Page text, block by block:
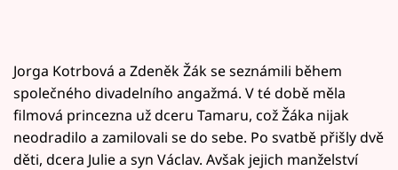
Jorga Kotrbová a Zdeněk Žák se seznámili během
společného divadelního angažmá. V té době měla
filmová princezna už dceru Tamaru, což Žáka nijak
neodradilo a zamilovali se do sebe. Po svatbě přišly dvě
děti, dcera Julie a syn Václav. Avšak jejich manželství